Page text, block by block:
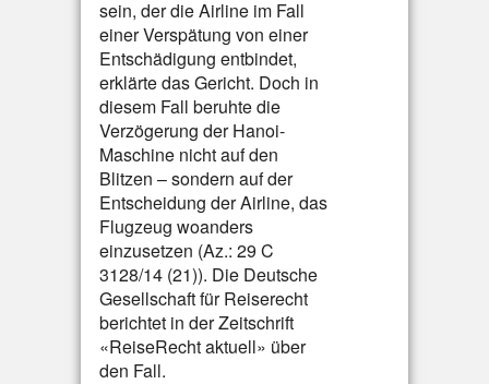
sein, der die Airline im Fall
einer Verspätung von einer
Entschädigung entbindet,
erklärte das Gericht. Doch in
diesem Fall beruhte die
Verzögerung der Hanoi-
Maschine nicht auf den
Blitzen – sondern auf der
Entscheidung der Airline, das
Flugzeug woanders
einzusetzen (Az.: 29 C
3128/14 (21)). Die Deutsche
Gesellschaft für Reiserecht
berichtet in der Zeitschrift
«ReiseRecht aktuell» über
den Fall.